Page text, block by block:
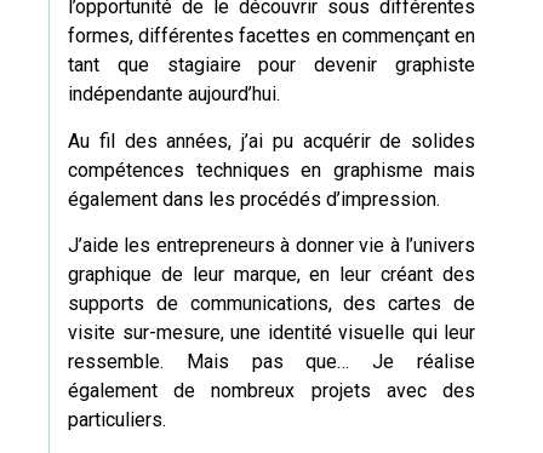
l’opportunité de le découvrir sous différentes
formes, différentes facettes en commençant en
tant que stagiaire pour devenir graphiste
indépendante aujourd’hui.
Au fil des années, j’ai pu acquérir de solides
compétences techniques en graphisme mais
également dans les procédés d’impression.
J’aide les entrepreneurs à donner vie à l’univers
graphique de leur marque, en leur créant des
supports de communications,des cartes de
visite sur-mesure, une identité visuelle qui leur
ressemble. Mais pas que… Je réalise
également de nombreux projets avec des
particuliers.